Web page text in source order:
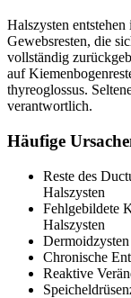
Halszysten
Gewebsresten, die
vollständig
auf
thyreoglossus.
verantwortlich.
Häufige
Reste des
Halszysten
Fehlgebildete
Halszysten
Chronische
Reaktive